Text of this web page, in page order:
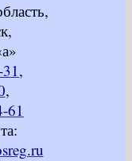
,
,
61